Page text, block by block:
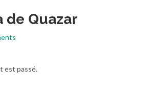
de Quazar
est passé.